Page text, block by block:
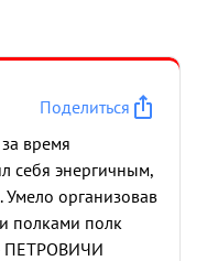
Поделиться
время
себя энергичным,
организовав
полками полк
ПЕТРОВИЧИ